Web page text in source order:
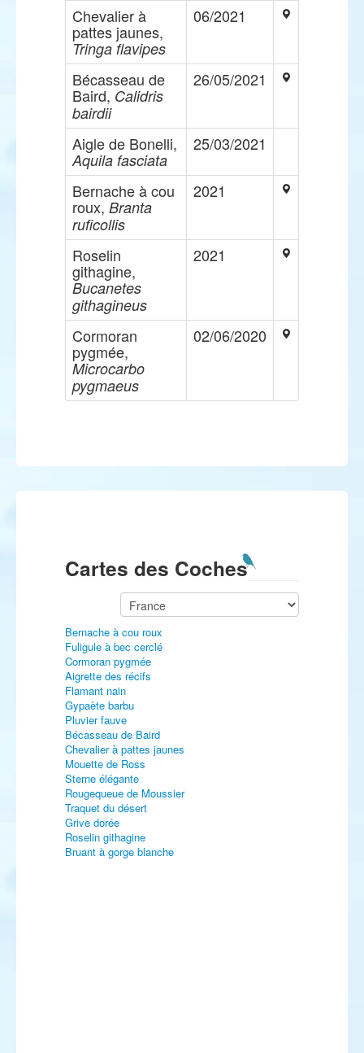
Chevalier à
pattes jaunes,
Tringa flavipes
06/2021
Bécasseau de
Baird, Calidris
bairdii
26/05/2021
Aigle de Bonelli,
Aquila fasciata
25/03/2021
Bernache à cou
roux, Branta
ruficollis
2021
Roselin
githagine,
Bucanetes
githagineus
2021
Cormoran
pygmée,
Microcarbo
pygmaeus
02/06/2020
Cartes des Coches
Bernache à cou roux
Fuligule à bec cerclé
Cormoran pygmée
Aigrette des récifs
Flamant nain
Gypaète barbu
Pluvier fauve
Bécasseau de Baird
Chevalier à pattes jaunes
Mouette de Ross
Sterne élégante
Rougequeue de Moussier
Traquet du désert
Grive dorée
Roselin githagine
Bruant à gorge blanche